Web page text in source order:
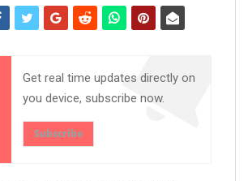
Get real time updates directly on
you device, subscribe now.
Subscribe